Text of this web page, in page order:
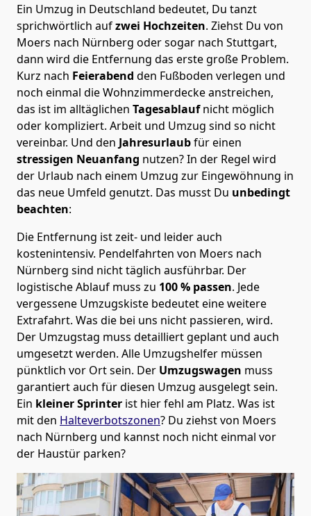
Ein Umzug in Deutschland bedeutet, Du tanzt
sprichwörtlich aufzwei Hochzeiten. Ziehst Du von
Moers nach Nürnberg oder sogar nach Stuttgart,
dann wird die Entfernung das erste große Problem.
Kurz nach Feierabend den Fußboden verlegen und
noch einmal die Wohnzimmerdecke anstreichen,
das ist im alltäglichen Tagesablaufnicht möglich
oder kompliziert. Arbeit und Umzug sind so nicht
vereinbar. Und den Jahresurlaubfür einen
stressigen Neuanfang nutzen? In der Regel wird
der Urlaub nach einem Umzug zur Eingewöhnung in
das neue Umfeld genutzt. Das musst Du unbedingt
beachten:
Die Entfernung ist zeit- und leider auch
kostenintensiv. Pendelfahrten von Moers nach
Nürnberg sind nicht täglich ausführbar. Der
logistische Ablauf muss zu 100 % passen. Jede
vergessene Umzugskiste bedeutet eine weitere
Extrafahrt. Was die bei uns nicht passieren, wird.
Der Umzugstag muss detailliert geplant und auch
umgesetzt werden. Alle Umzugshelfer müssen
pünktlich vor Ort sein. Der Umzugswagen muss
garantiert auch für diesen Umzug ausgelegt sein.
Ein kleiner Sprinter ist hier fehl am Platz. Was ist
mit den Halteverbotszonen? Du ziehst von Moers
nach Nürnberg und kannst noch nicht einmal vor
der Haustür parken?